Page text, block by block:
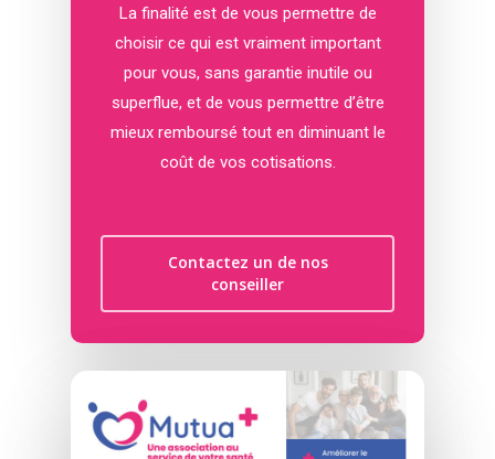
La finalité est de vous permettre de
choisir ce qui est vraiment important
pour vous, sans garantie inutile ou
superflue, et de vous permettre d’être
mieux remboursé tout en diminuant le
coût de vos cotisations.
Contactez un de nos
conseiller